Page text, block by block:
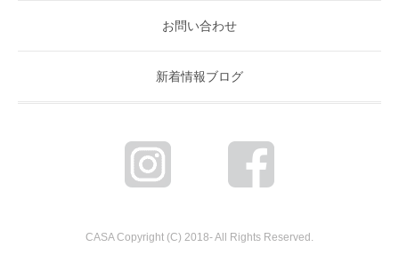
お問い合わせ
新着情報ブログ
CASA Copyright (C) 2018- All Rights Reserved.